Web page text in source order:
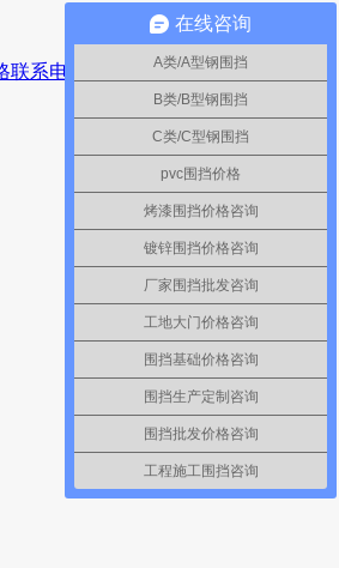
在线咨询
A类/A型钢围挡
B类/B型钢围挡
C类/C型钢围挡
pvc围挡价格
烤漆围挡价格咨询
镀锌围挡价格咨询
厂家围挡批发咨询
工地大门价格咨询
围挡基础价格咨询
围挡生产定制咨询
围挡批发价格咨询
工程施工围挡咨询